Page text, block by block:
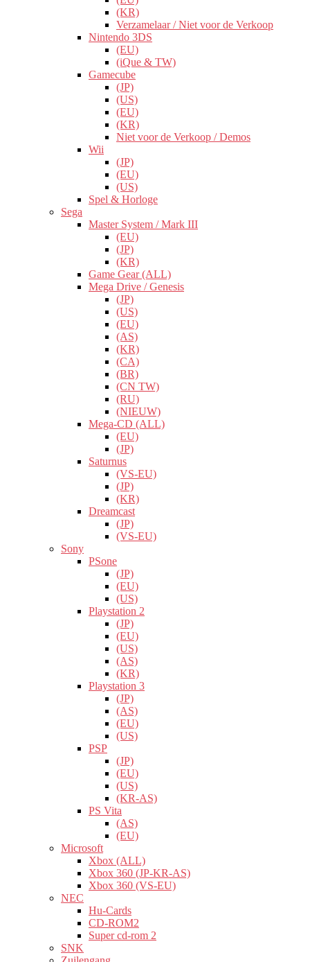
(KR)
Verzamelaar / Niet voor de Verkoop
Nintendo 3DS
(EU)
(iQue & TW)
Gamecube
(JP)
(US)
(EU)
(KR)
Niet voor de Verkoop / Demos
Wii
(JP)
(EU)
(US)
Spel & Horloge
Sega
Master System / Mark III
(EU)
(JP)
(KR)
Game Gear (ALL)
Mega Drive / Genesis
(JP)
(US)
(EU)
(AS)
(KR)
(CA)
(BR)
(CN TW)
(RU)
(NIEUW)
Mega-CD (ALL)
(EU)
(JP)
Saturnus
(VS-EU)
(JP)
(KR)
Dreamcast
(JP)
(VS-EU)
Sony
PSone
(JP)
(EU)
(US)
Playstation 2
(JP)
(EU)
(US)
(AS)
(KR)
Playstation 3
(JP)
(AS)
(EU)
(US)
PSP
(JP)
(EU)
(US)
(KR-AS)
PS Vita
(AS)
(EU)
Microsoft
Xbox (ALL)
Xbox 360 (JP-KR-AS)
Xbox 360 (VS-EU)
NEC
Hu-Cards
CD-ROM2
Super cd-rom 2
SNK